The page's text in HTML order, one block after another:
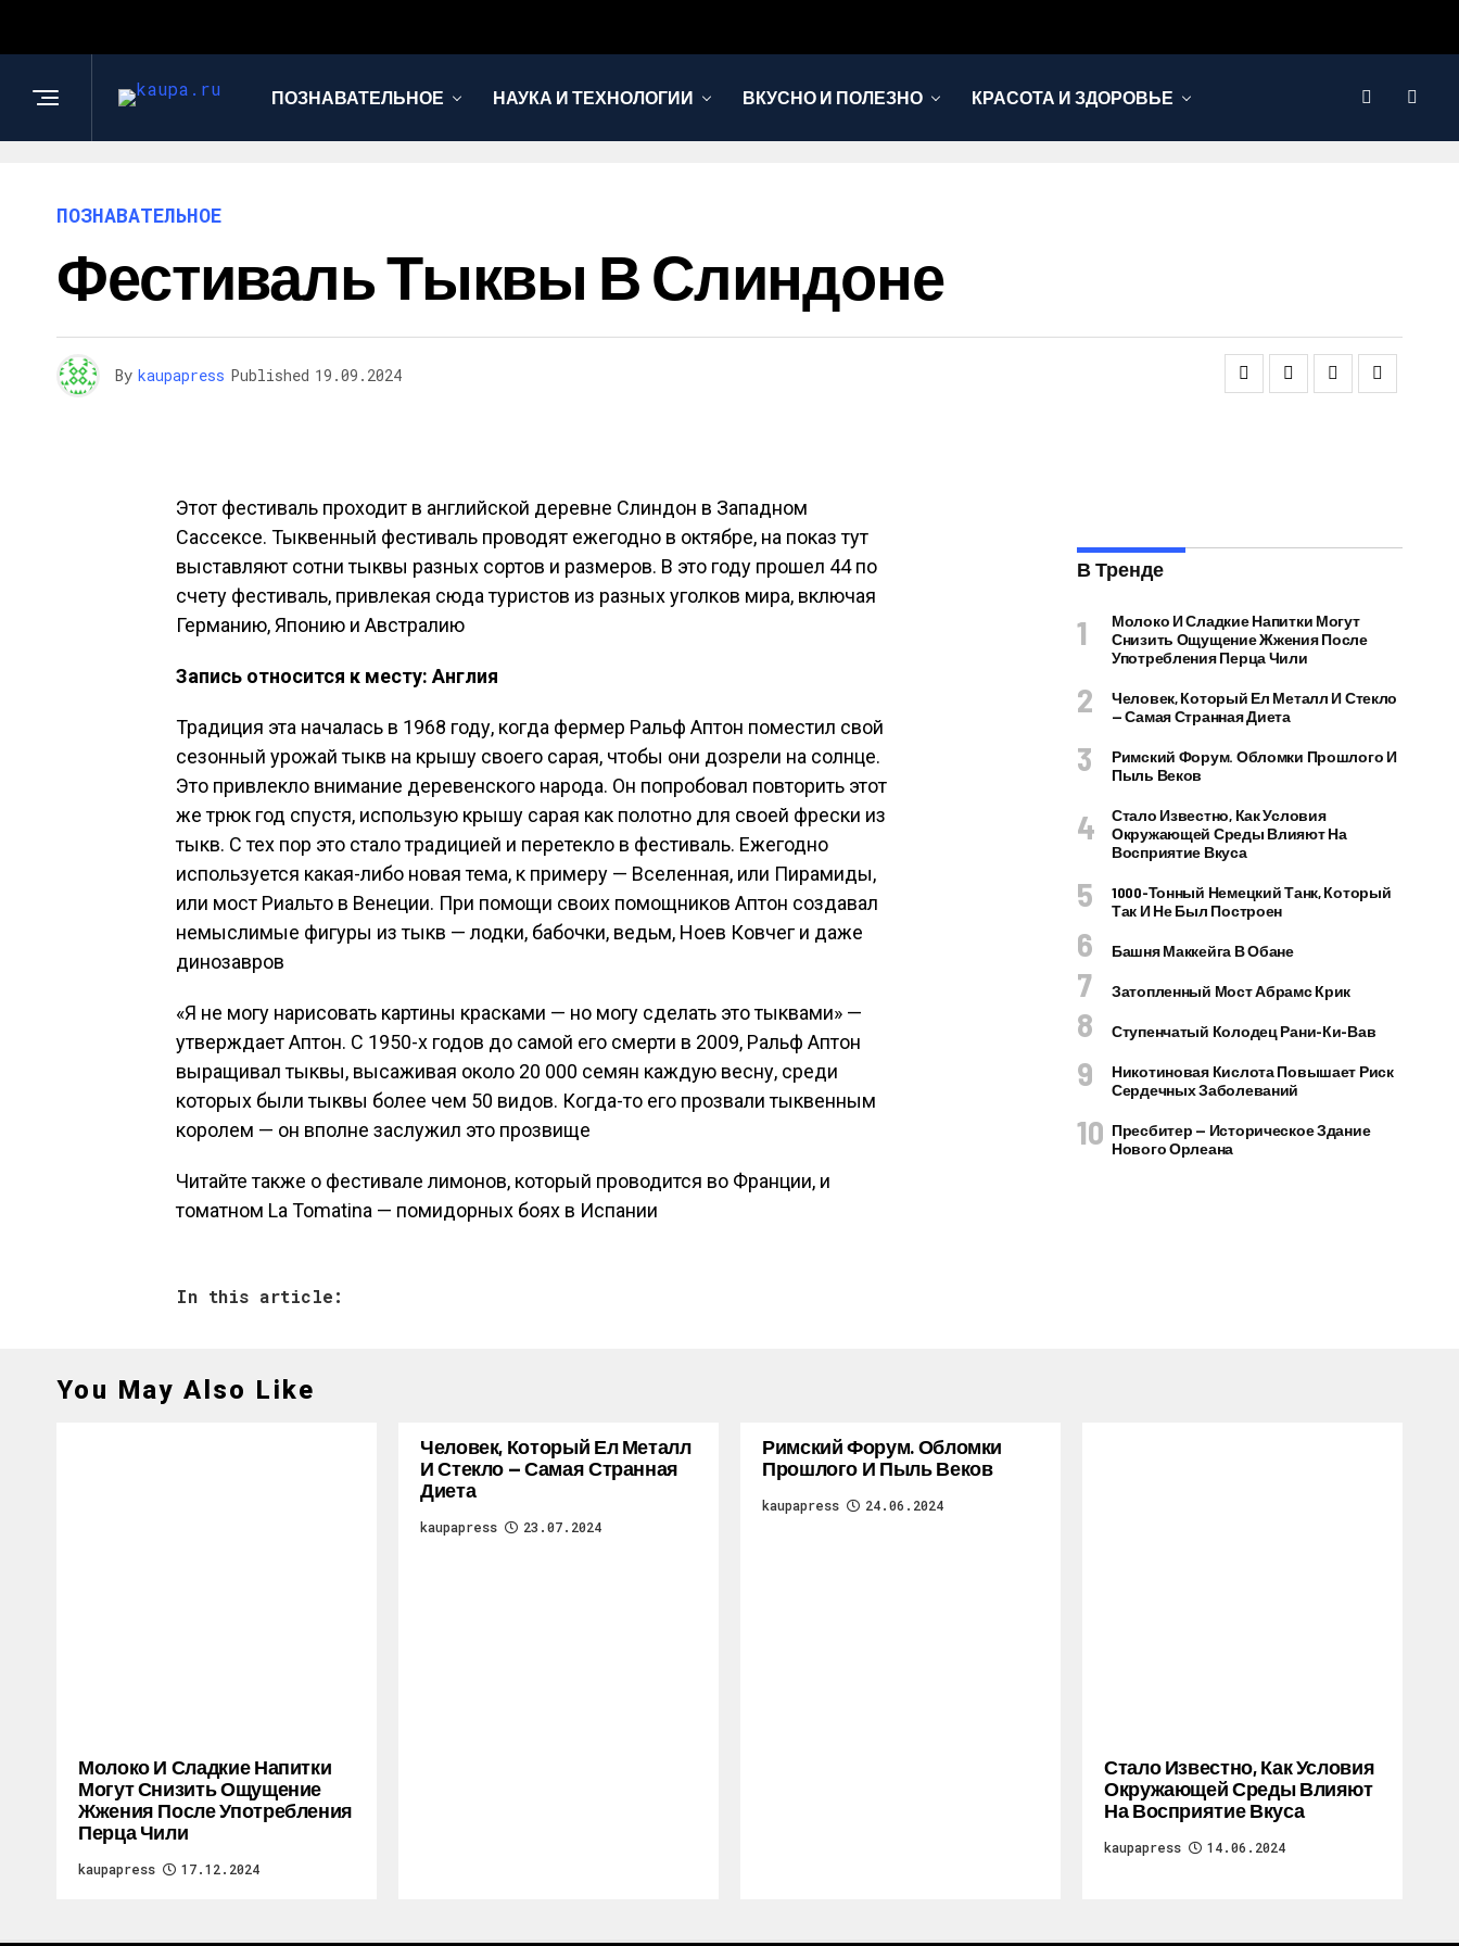
ПОЗНАВАТЕЛЬНОЕ НАУКА И ТЕХНОЛОГИИ ВКУСНО И ПОЛЕЗНО КРАСОТА И ЗДОРОВЬЕ
ПОЗНАВАТЕЛЬНОЕ
Фестиваль Тыквы В Слиндоне
By kaupapress Published 19.09.2024
Этот фестиваль проходит в английской деревне Слиндон в Западном
Сассексе. Тыквенный фестиваль проводят ежегодно в октябре, на показ тут
выставляют сотни тыквы разных сортов и размеров. В это году прошел 44 по
счету фестиваль, привлекая сюда туристов из разных уголков мира, включая
Германию, Японию и Австралию
Запись относится к месту: Англия
Традиция эта началась в 1968 году, когда фермер Ральф Аптон поместил свой
сезонный урожай тыкв на крышу своего сарая, чтобы они дозрели на солнце.
Это привлекло внимание деревенского народа. Он попробовал повторить этот
же трюк год спустя, использую крышу сарая как полотно для своей фрески из
тыкв. С тех пор это стало традицией и перетекло в фестиваль. Ежегодно
используется какая-либо новая тема, к примеру — Вселенная, или Пирамиды,
или мост Риальто в Венеции. При помощи своих помощников Аптон создавал
немыслимые фигуры из тыкв — лодки, бабочки, ведьм, Ноев Ковчег и даже
динозавров
«Я не могу нарисовать картины красками — но могу сделать это тыквами» —
утверждает Аптон. С 1950-х годов до самой его смерти в 2009, Ральф Аптон
выращивал тыквы, высаживая около 20 000 семян каждую весну, среди
которых были тыквы более чем 50 видов. Когда-то его прозвали тыквенным
королем — он вполне заслужил это прозвище
Читайте также о фестивале лимонов, который проводится во Франции, и
томатном La Tomatina — помидорных боях в Испании
In this article:
В Тренде
Молоко И Сладкие Напитки Могут
Снизить Ощущение Жжения После
Употребления Перца Чили
Человек, Который Ел Металл И Стекло
— Самая Странная Диета
Римский Форум. Обломки Прошлого И
Пыль Веков
Стало Известно, Как Условия
Окружающей Среды Влияют На
Восприятие Вкуса
1000-Тонный Немецкий Танк, Который
Так И Не Был Построен
Башня Маккейга В Обане
Затопленный Мост Абрамс Крик
Ступенчатый Колодец Рани-Ки-Вав
Никотиновая Кислота Повышает Риск
Сердечных Заболеваний
Пресбитер — Историческое Здание
Нового Орлеана
You May Also Like
Молоко И Сладкие Напитки
Могут Снизить Ощущение
Жжения После Употребления
Перца Чили
kaupapress 17.12.2024
Человек, Который Ел Металл
И Стекло — Самая Странная
Диета
kaupapress 23.07.2024
Римский Форум. Обломки
Прошлого И Пыль Веков
kaupapress 24.06.2024
Стало Известно, Как Условия
Окружающей Среды Влияют
На Восприятие Вкуса
kaupapress 14.06.2024